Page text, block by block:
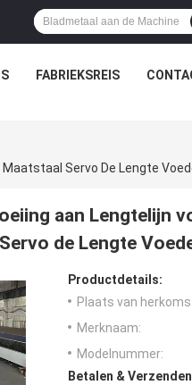
FABRIEKSREIS
Servo De Lengte
aan Lengtelijn
de Lengte
Productdetails:
Plaats van
Merknaam:
Modelnummer:
Betalen &